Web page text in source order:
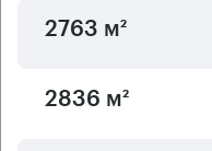
2763 м²
2836 м²